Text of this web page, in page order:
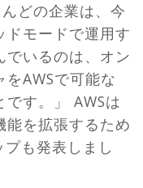
どの企業は、今
ドモードで運用す
でいるのは、オン
AWSで可能な
す。」 AWSは
能を拡張するため
も発表しまし